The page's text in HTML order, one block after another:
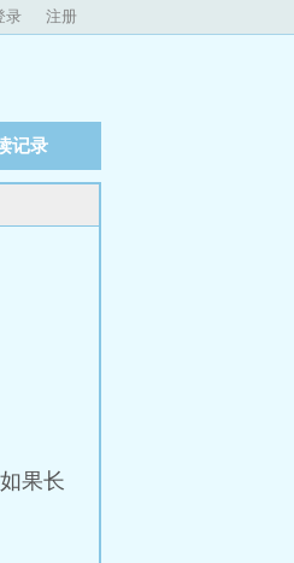
录 注册
记录
果长